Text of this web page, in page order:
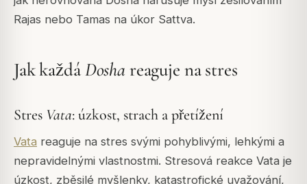
Rajas nebo Tamas na úkor Sattva.
Jak každáDosha reaguje na stres
Stres Vata: úzkost, strach a přetížení
Vata reaguje na stres svými pohyblivými, lehkými a
nepravidelnými vlastnostmi. Stresová reakce Vata je
úzkost, zběsilé myšlenky, katastrofické uvažování,